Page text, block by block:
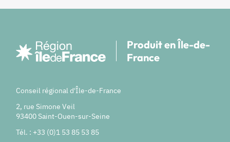
Produit en Île-de-
France
Conseil régional d'Île-de-France
2, rue Simone Veil
93400 Saint-Ouen-sur-Seine
Tél. : +33 (0)1 53 85 53 85